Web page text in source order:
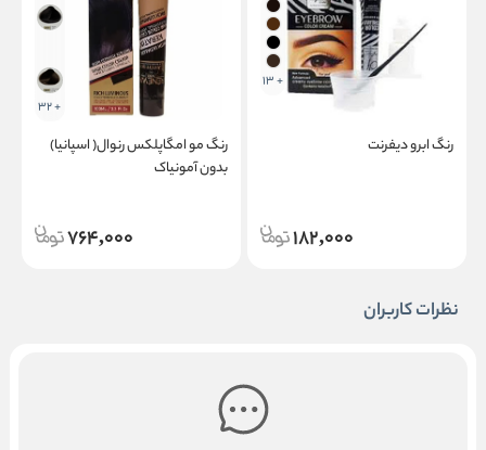
+ 13
رنگ ابرو دیفرنت
182,000
+ 32
رنگ مو امگاپلکس رنوال( اسپانیا)
بدون آمونیاک
764,000
نظرات کاربران